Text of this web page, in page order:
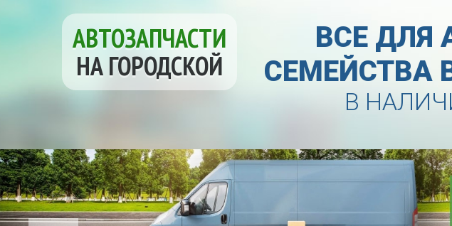
АВТОЗАПЧАСТИ
НА ГОРОДСКОЙ
ВСЕ ДЛЯ
СЕМЕЙСТВА
В